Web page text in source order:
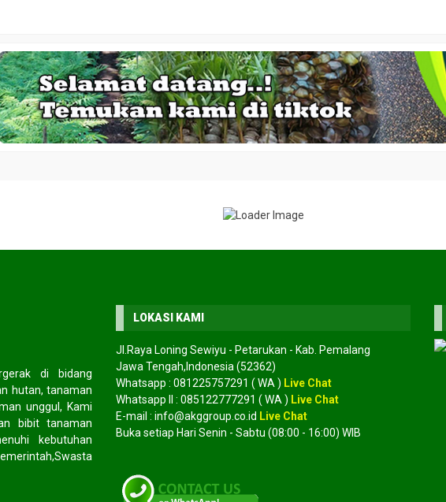
Jual bibit ketapang laut
Hubungi CS
Jual biji suren
*Harga Hubungi CS *Harga Hubungi CS
di bidang
hutan, tanaman
unggul, Kami
bibit tanaman
kebutuhan
LOKASI KAMI
Jl.Raya Loning Sewiyu - Petarukan - Kab. Pemalang
Jawa Tengah,Indonesia (52362)
Whatsapp :081225757291 ( WA ) Live Chat
Whatsapp II :085122777291 ( WA ) Live Chat
E-mail :info@akggroup.co.id Live Chat
Buka setiap Hari Senin - Sabtu (08:00 - 16:00) WIB